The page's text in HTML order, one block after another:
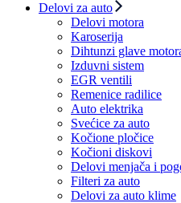
Delovi za auto
Delovi motora
Karoserija
Dihtunzi glave
Izduvni sistem
EGR ventili
Remenice radilice
Auto elektrika
Svećice za auto
Kočione pločice
Kočioni diskovi
Delovi menjača i
Filteri za auto
Delovi za auto klime